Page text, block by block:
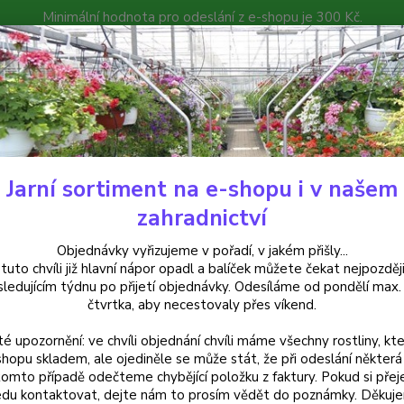
Minimální hodnota pro odeslání z e-shopu je 300 Kč.
můžete čekat nejpozději v následujícím týdnu po přijetí
Poradna Kontakty
Hledat
Hosty Bohyška, Hosta Francee - cena za kus v 3-kusovém balení
Hosta Francee - cena za
bílým
solitér
Jarní sortiment na e-shopu i v našem
zahradnictví
Objednávky vyřizujeme v pořadí, v jakém přišly...
chvíli již hlavní nápor opadl a balíček můžete čekat
týdnu po přijetí objednávky. Odesíláme od pondělí
čtvrtka, aby necestovaly přes víkend.
upozornění: ve chvíli objednání chvíli máme všechny rostliny,
skladem, ale ojediněle se může stát, že při odeslání některá
případě odečteme chybějící položku z faktury. Pokud si
kontaktovat, dejte nám to prosím vědět do poznámky.